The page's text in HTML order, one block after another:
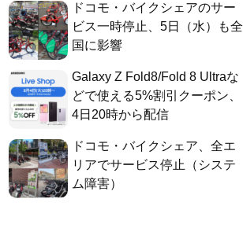
ドコモ・バイクシェアのサー
ビス一時停止、5日（水）も全
国に影響
Galaxy Z Fold8/Fold 8 Ultraな
どで使える5%割引クーポン、
4日20時から配信
ドコモ・バイクシェア、全エ
リアでサービス停止（システ
ム障害）